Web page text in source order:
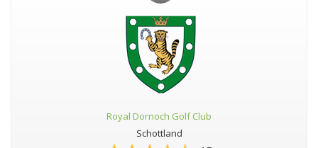
Royal Dornoch Golf Club
Schottland